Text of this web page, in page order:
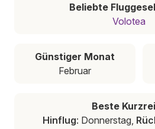
Beliebte
Volotea
Günstiger Monat
Februar
Beste
Hinflug: Donnerstag,